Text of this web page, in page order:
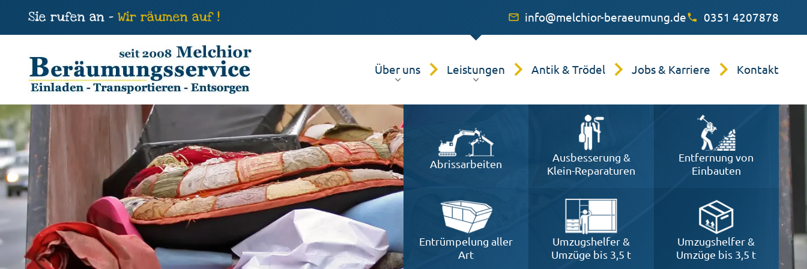
Sie rufen an - Wir räumen auf ! info@melchior-beraeumung.de 0351 4207878
Über uns
Unser Beräumungsservice
Kundenstimmen
Leistungen
Beräumung & Entrümpelung
Wohnungs- & Haushaltsauflösung
Möbeltransport & Umzugshelfer
Möbel-Montage & Demontage
Antik & Trödel Jobs & Karriere Kontakt
Abrissarbeiten
Ausbesserung &
Klein-Reparaturen
Entfernung von
Einbauten
Entrümpelung aller
Art
Umzugshelfer &
Umzüge bis 3,5 t
Umzugshelfer &
Umzüge bis 3,5 t